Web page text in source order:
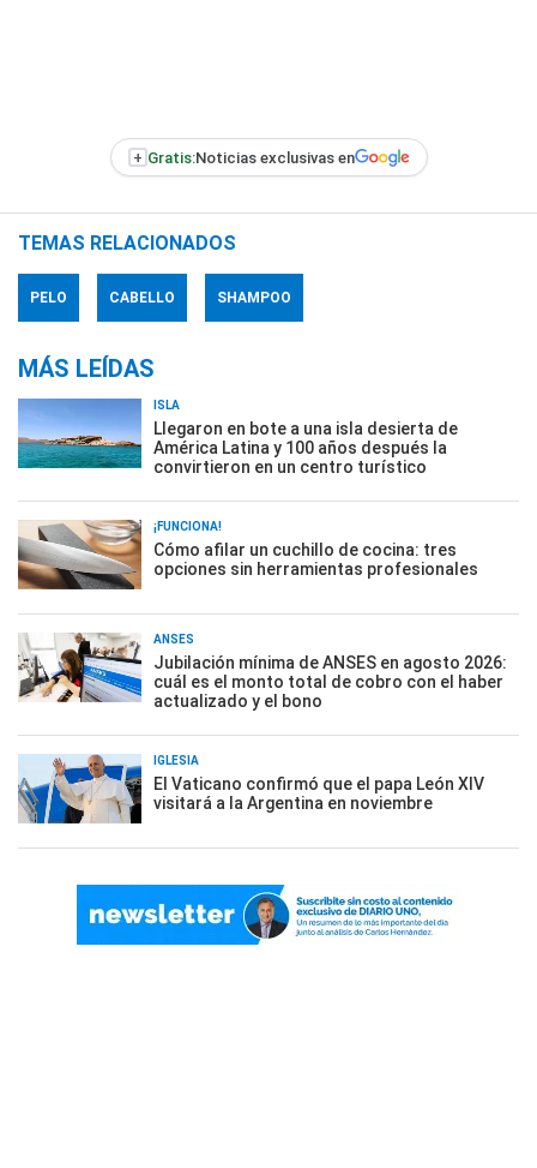
+ Gratis:Noticias exclusivas en
TEMAS RELACIONADOS
PELO CABELLO SHAMPOO
MÁS LEÍDAS
ISLA
Llegaron en bote a una isla desierta de
América Latina y 100 años después la
convirtieron en un centro turístico
¡FUNCIONA!
Cómo afilar un cuchillo de cocina: tres
opciones sin herramientas profesionales
ANSES
Jubilación mínima de ANSES en agosto 2026:
cuál es el monto total de cobro con el haber
actualizado y el bono
IGLESIA
El Vaticano confirmó que el papa León XIV
visitará a la Argentina en noviembre